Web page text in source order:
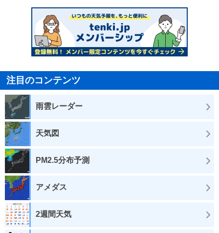
注目のコンテンツ
雨雲レーダー
天気図
PM2.5分布予測
アメダス
2週間天気